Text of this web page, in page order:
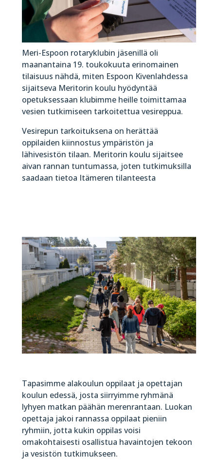
Meri-Espoon rotaryklubin jäsenillä oli
maanantaina 19. toukokuuta erinomainen
tilaisuus nähdä, miten Espoon Kivenlahdessa
sijaitseva Meritorin koulu hyödyntää
opetuksessaan klubimme heille toimittamaa
vesien tutkimiseen tarkoitettua vesireppua.
Vesirepun tarkoituksena on herättää
oppilaiden kiinnostus ympäristön ja
lähivesistön tilaan. Meritorin koulu sijaitsee
aivan rannan tuntumassa, joten tutkimuksilla
saadaan tietoa Itämeren tilanteesta
Tapasimme alakoulun oppilaat ja opettajan
koulun edessä, josta siirryimme ryhmänä
lyhyen matkan päähän merenrantaan. Luokan
opettaja jakoi rannassa oppilaat pieniin
ryhmiin, jotta kukin oppilas voisi
omakohtaisesti osallistua havaintojen tekoon
ja vesistön tutkimukseen.